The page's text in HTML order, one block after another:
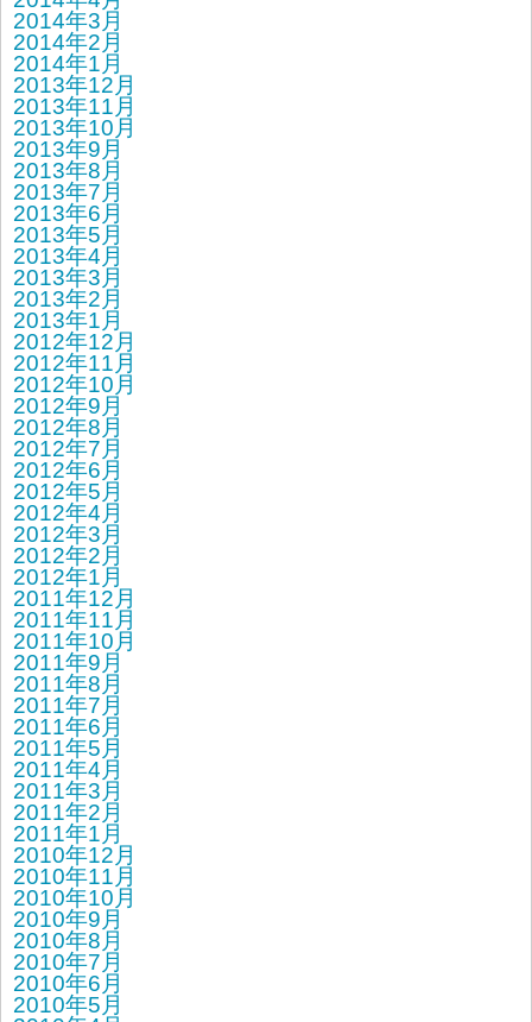
2014年3月
2014年2月
2014年1月
2013年12月
2013年11月
2013年10月
2013年9月
2013年8月
2013年7月
2013年6月
2013年5月
2013年4月
2013年3月
2013年2月
2013年1月
2012年12月
2012年11月
2012年10月
2012年9月
2012年8月
2012年7月
2012年6月
2012年5月
2012年4月
2012年3月
2012年2月
2012年1月
2011年12月
2011年11月
2011年10月
2011年9月
2011年8月
2011年7月
2011年6月
2011年5月
2011年4月
2011年3月
2011年2月
2011年1月
2010年12月
2010年11月
2010年10月
2010年9月
2010年8月
2010年7月
2010年6月
2010年5月